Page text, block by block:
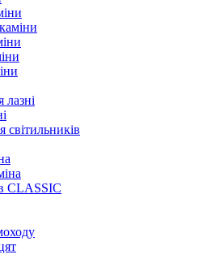
лазні
CLASSIC